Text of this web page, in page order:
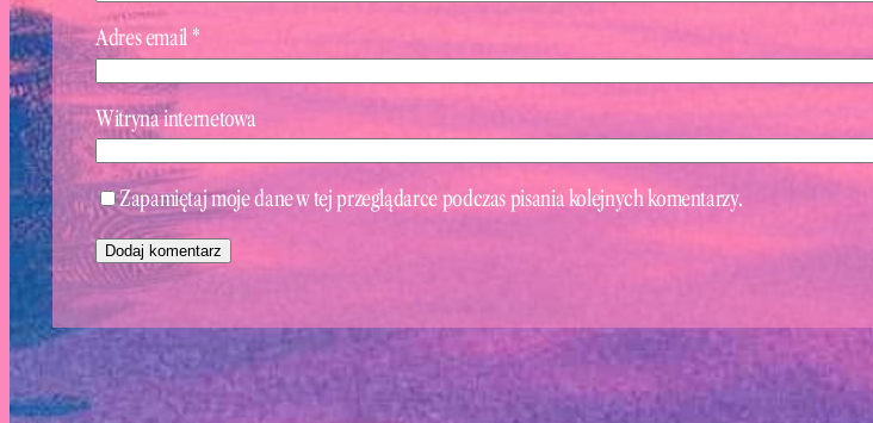
Adres email *
Witryna internetowa
Zapamiętaj moje dane w tej przeglądarce podczas pisania kolejnych komentarzy.